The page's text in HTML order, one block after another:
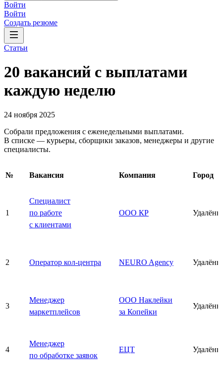
Войти
Войти
Создать резюме
Статьи
20 вакансий с выплатами
каждую неделю
24 ноября 2025
Собрали предложения с еженедельными выплатами.
В списке — курьеры, сборщики заказов, менеджеры и другие
специалисты.
№ Вакансия Компания Город
1
Специалист
по работе
с клиентами
ООО КР
2 Оператор кол-центра NEURO Agency
3
Менеджер
маркетплейсов
ООО Наклейки
за Копейки
4
Менеджер
по обработке заявок
ЕЦТ